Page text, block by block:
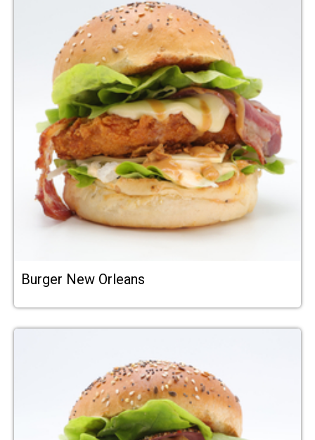
Burger New Orleans